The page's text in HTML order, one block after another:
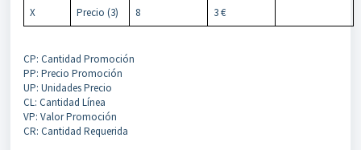
X Precio (3) 8 3 €
CP: Cantidad Promoción
PP: Precio Promoción
UP: Unidades Precio
CL: Cantidad Línea
VP: Valor Promoción
CR: Cantidad Requerida